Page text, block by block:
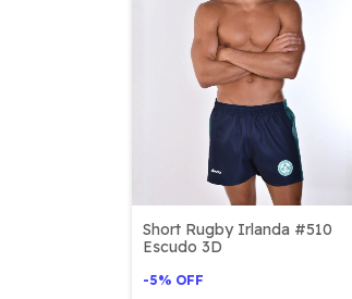
Short Rugby Irlanda #510
Escudo 3D
-5% OFF